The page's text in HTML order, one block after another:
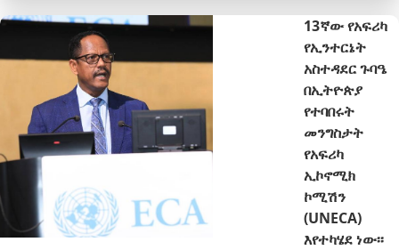
13ኛው የአፍሪካ
የኢንተርኔት
አስተዳደር ጉባዔ
በኢትዮጵያ
የተባበሩት
መንግስታት
የአፍሪካ
ኢኮኖሚክ
ኮሚሽን
(UNECA)
እየተካሄደ ነው፡፡